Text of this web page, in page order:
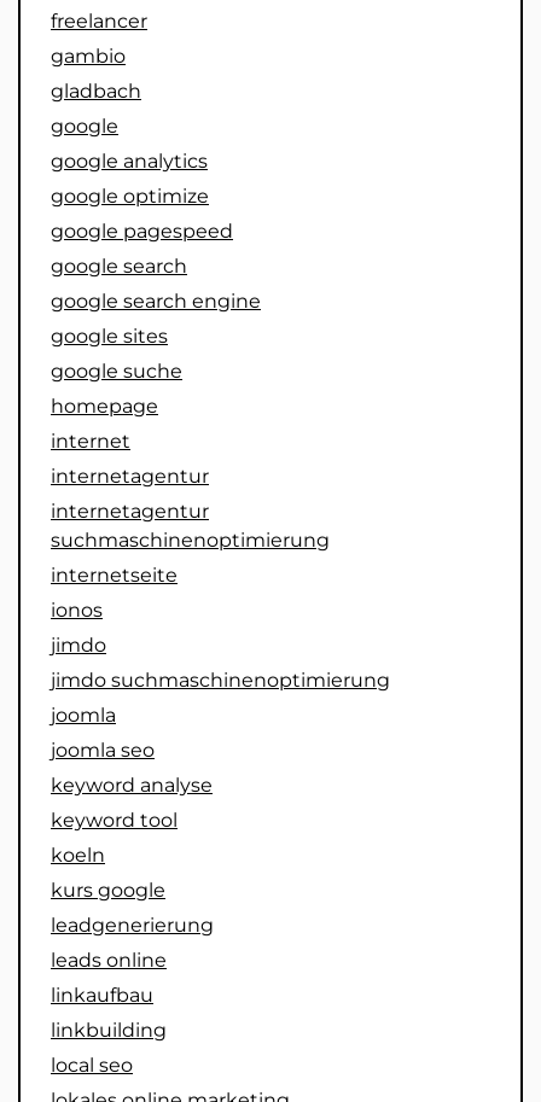
freelancer
gambio
gladbach
google
google analytics
google optimize
google pagespeed
google search
google search engine
google sites
google suche
homepage
internet
internetagentur
internetagentur
suchmaschinenoptimierung
internetseite
ionos
jimdo
jimdo suchmaschinenoptimierung
joomla
joomla seo
keyword analyse
keyword tool
koeln
kurs google
leadgenerierung
leads online
linkaufbau
linkbuilding
local seo